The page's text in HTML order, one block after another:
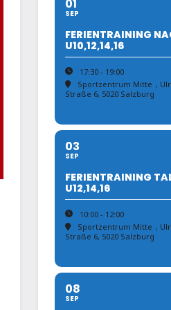
01
SEP
FERIENTRAINING
U10,12,14,16
17:30 - 19:00
Sportzentrum Mitte ,
Straße 6, 5020 Salzburg
03
SEP
FERIENTRAINING
U12,14,16
10:00 - 12:00
Sportzentrum Mitte ,
Straße 6, 5020 Salzburg
08
SEP